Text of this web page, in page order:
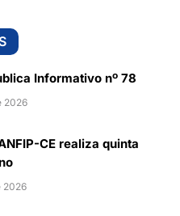
Informativo nº 78
2026
CE realiza quinta
2026